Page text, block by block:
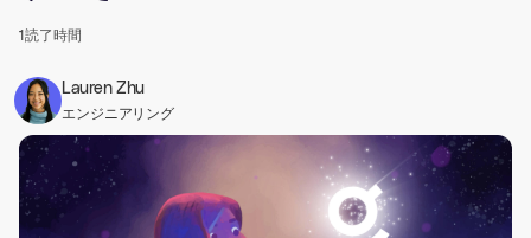
1 読了時間
Lauren Zhu
エンジニアリング